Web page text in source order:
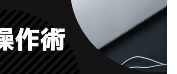
アプリソフトをインストールし